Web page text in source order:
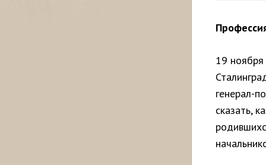
19 ноября
генерал-
сказать,